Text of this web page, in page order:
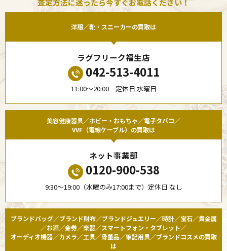
洋服／靴・スニーカーの買取は
ラグフリーク福生店
042-513-4011
11:00〜20:00 定休日 水曜日
美容健康器具／ホビー・おもちゃ／電子タバコ／
VVF（電線ケーブル）の買取は
ネット事業部
0120-900-538
9:30〜19:00（水曜のみ17:00まで）定休日 なし
ブランドバッグ／ブランド財布／ブランドジュエリー／時計／宝石／貴金属
／お酒／金券／楽器／スマートフォン・タブレット／
オーディオ機器／カメラ／工具／骨董品／筆記用具／ブランドコスメの買取
は